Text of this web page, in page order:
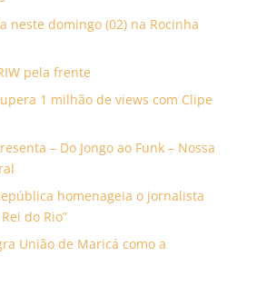
neste domingo (02) na Rocinha
pela frente
1 milhão de views com Clipe
– Do Jongo ao Funk – Nossa
homenageia o jornalista
do Rio”
União de Maricá como a